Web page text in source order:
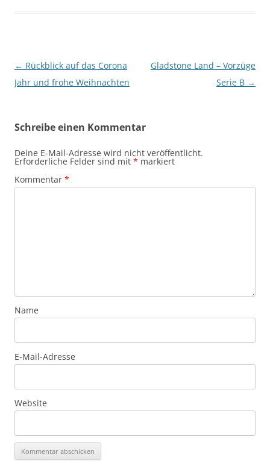
Beitragsnavigation
← Rückblick auf das Corona
Jahr und frohe Weihnachten
Gladstone Land – Vorzüge
Serie B →
Schreibe einen Kommentar
Deine E-Mail-Adresse wird nicht veröffentlicht.
Erforderliche Felder sind mit * markiert
Kommentar *
Name
E-Mail-Adresse
Website